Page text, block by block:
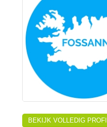
BEKIJK VOLLEDIG